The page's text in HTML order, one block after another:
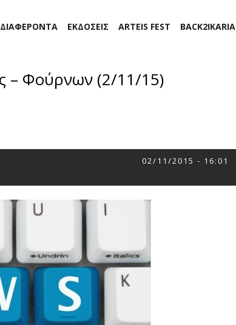
ΕΚΔΟΣΕΙΣ ARTEIS FEST BACK2IKARIA
– Φούρνων (2/11/15)
02/11/2015 - 16:01